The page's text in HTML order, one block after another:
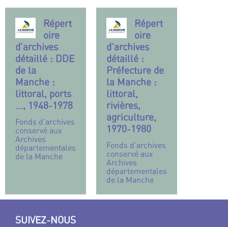
Répert
oire
d’archives
détaillé : DDE
de la
Manche :
littoral, ports
..., 1948-1978
Fonds d’archives
conservé aux
Archives
départementales
de la Manche
Répert
oire
d’archives
détaillé :
Préfecture de
la Manche :
littoral,
rivières,
agriculture,
1970-1980
Fonds d’archives
conservé aux
Archives
départementales
de la Manche
SUIVEZ-NOUS